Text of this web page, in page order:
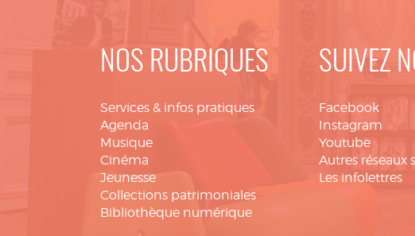
NOS RUBRIQUES
Services & infos pratiques
Agenda
Musique
Cinéma
Jeunesse
Collections patrimoniales
Bibliothèque numérique
SUIVEZ
Facebook
Instagram
Youtube
Autres réseaux
Les infolettres